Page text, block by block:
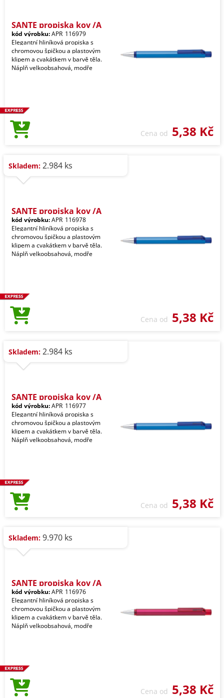
SANTE propiska kov /A
kód výrobku:APR_116979
Elegantní hliníková propiska s
chromovou špičkou a plastovým
klipem a cvakátkem v barvě těla.
Náplň velkoobsahová, modře
Cena od 5,38 Kč
Skladem: 2.984 ks
SANTE propiska kov /A
kód výrobku:APR_116978
Elegantní hliníková propiska s
chromovou špičkou a plastovým
klipem a cvakátkem v barvě těla.
Náplň velkoobsahová, modře
Cena od 5,38 Kč
Skladem: 2.984 ks
SANTE propiska kov /A
kód výrobku:APR_116977
Elegantní hliníková propiska s
chromovou špičkou a plastovým
klipem a cvakátkem v barvě těla.
Náplň velkoobsahová, modře
Cena od 5,38 Kč
Skladem: 9.970 ks
SANTE propiska kov /A
kód výrobku:APR_116976
Elegantní hliníková propiska s
chromovou špičkou a plastovým
klipem a cvakátkem v barvě těla.
Náplň velkoobsahová, modře
Cena od 5,38 Kč